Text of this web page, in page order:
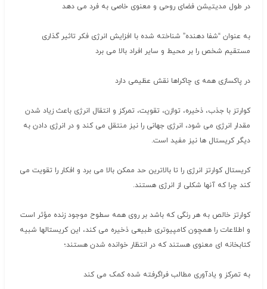
در طول مدیتیشن فضای روحی و معنوی خاصی به فرد می دهد
به عنوان “شفا دهنده” شناخته شده با افزایش انرژی فکر تاثیر گذاری
مستقیم شخص را بر محیط و سایر افراد بالا می برد
در پاکسازی همه ی چاکراها نقش عظیمی دارد
کوارتز با جذب، ذخیره، توازن، تقویت، تمرکز و انتقال انرژی باعث زیاد شدن
مقدار انرژی می شود، انرژی جهانی را نیز منتقل می کند و در انرژی دادن به
دیگر کریستال ها نیز مفید است.
کریستال کوارتز انرژی را تا بالاترین حد ممکن بالا می برد و افکار را تقویت می
کند چرا که آنها شکلی از انرژی هستند.
کوارتز خالص به هر رنگی که باشد بر روی همه سطوح موجود زنده مؤثر است
و اطلاعات را همچون کامپیوتری طبیعی ذخیره می کند، این کریستالها شبیه
کتابخانه ای معنوی هستند که در انتظار خوانده شدن هستند؛
به تمرکز و یادآوری مطالب فراگرفته شده کمک می کند